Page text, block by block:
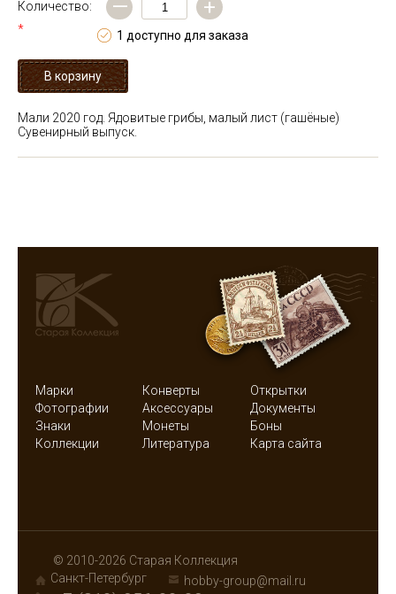
Количество:
*
— +
1 доступно для заказа
Мали 2020 год. Ядовитые грибы, малый лист (гашёные)
Сувенирный выпуск.
Марки Конверты
Открытки
Фотографии
Аксессуары
Документы
Знаки
Монеты
Боны
Коллекции
Литература Карта сайта
© 2010-2026 Старая Коллекция
Санкт-Петербург
hobby-group@mail.ru